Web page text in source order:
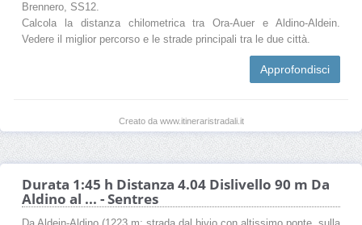
Brennero, SS12.
Calcola la distanza chilometrica tra Ora-Auer e Aldino-Aldein.
Vedere il miglior percorso e le strade principali tra le due città.
Approfondisci
Creato da www.itineraristradali.it
Durata 1:45 h Distanza 4.04 Dislivello 90 m Da
Aldino al ... - Sentres